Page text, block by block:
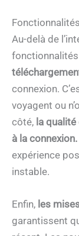
Au-delà de
connexion.
voyagent ou
côté, la
à la connexion.
expérience
instable.
Enfin, les
garantissent